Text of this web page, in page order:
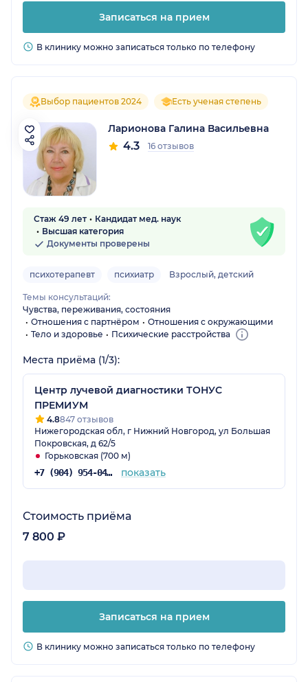
Записаться на прием
В клинику можно записаться только по телефону
Выбор пациентов 2024 Есть ученая степень
Ларионова Галина Васильевна
4.3 16 отзывов
Стаж 49 лет
Кандидат мед. наук
Высшая категория
Документы проверены
психотерапевт психиатр Взрослый, детский
Темы консультаций:
Чувства, переживания, состояния
Отношения с партнёром
Отношения с окружающими
Тело и здоровье
Психические расстройства
Места приёма (1/3):
Центр лучевой диагностики ТОНУС
ПРЕМИУМ
4.8847 отзывов
Нижегородская обл, г Нижний Новгород, ул Большая
Покровская, д 62/5
Горьковская (700 м)
+7 (904) 954-04-36 показать
Стоимость приёма
7 800 ₽
Записаться на прием
В клинику можно записаться только по телефону